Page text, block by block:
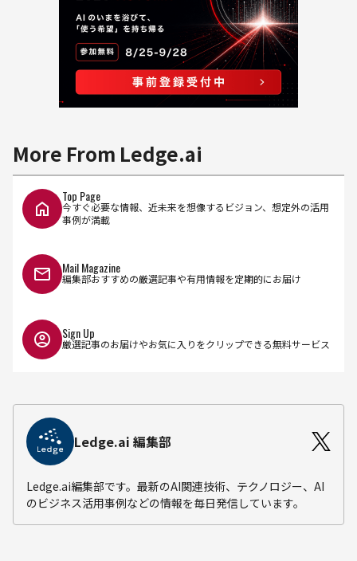
More From Ledge.ai
Top Page
今すぐ必要な情報、近未来を想像するビジョン、想定外の活用
事例が満載
Mail Magazine
編集部おすすめの厳選記事や有用情報を定期的にお届け
Sign Up
厳選記事のお届けやお気に入りをクリップできる無料サービス
Ledge.ai 編集部
Ledge.ai編集部です。最新のAI関連技術、テクノロジー、AI
のビジネス活用事例などの情報を毎日発信しています。